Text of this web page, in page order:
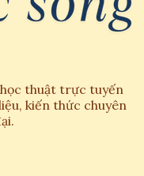
thuật trực tuyến
kiến thức chuyên